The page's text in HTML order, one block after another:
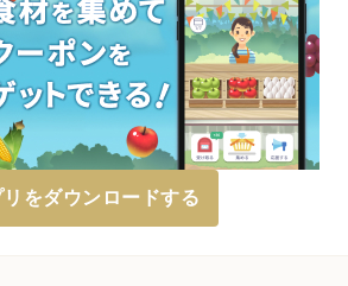
リをダウンロードする